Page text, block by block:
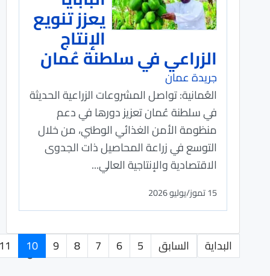
يعزز تنويع
الإنتاج
الزراعي في سلطنة عُمان
جريدة عمان
العُمانية: تواصل المشروعات الزراعية الحديثة
في سلطنة عُمان تعزيز دورها في دعم
منظومة الأمن الغذائي الوطني، من خلال
التوسع في زراعة المحاصيل ذات الجدوى
الاقتصادية والإنتاجية العالي...
15 تموز/يوليو 2026
الصفحة 10 من 282 البداية السابق 5
6
7
8
9
10